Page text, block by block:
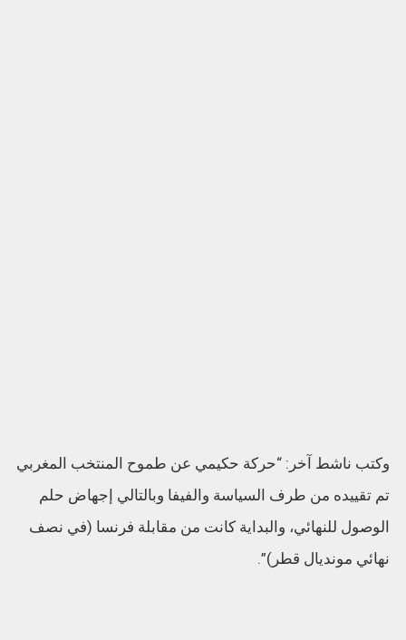
وكتب ناشط آخر: “حركة حكيمي عن طموح المنتخب المغربي
تم تقييده من طرف السياسة والفيفا وبالتالي إجهاض حلم
الوصول للنهائي، والبداية كانت من مقابلة فرنسا (في نصف
نهائي مونديال قطر)”.